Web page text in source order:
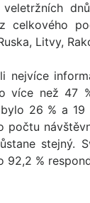
celkového
Litvy,
nejvíce
více než 47
26 % a
počtu
stejný.
92,2 %